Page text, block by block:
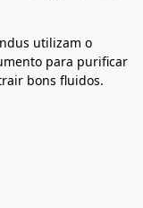
utilizam o
para purificar
bons fluidos.